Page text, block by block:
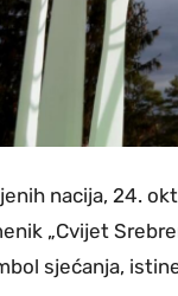
nacija, 24.
„Cvijet
sjećanja,